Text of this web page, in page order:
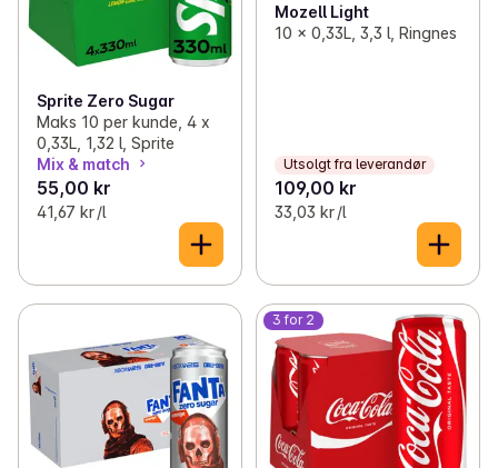
Sprite Zero Sugar
Maks 10 per kunde, 4 x
0,33L, 1,32 l, Sprite
Mix & match
55,00 kr
41,67 kr /l
Mozell Light
10 x 0,33L, 3,3 l, Ringnes
Utsolgt fra leverandør
109,00 kr
33,03 kr /l
3 for 2